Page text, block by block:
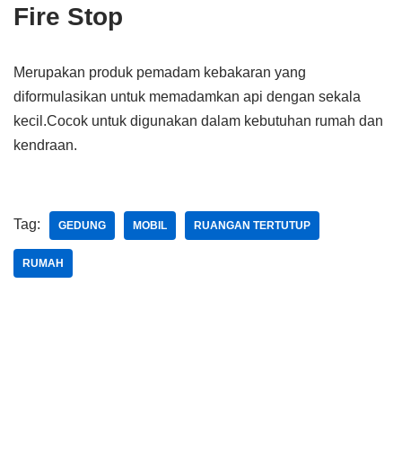
Fire Stop
Merupakan produk pemadam kebakaran yang
diformulasikan untuk memadamkan api dengan sekala
kecil.Cocok untuk digunakan dalam kebutuhan rumah dan
kendraan.
Tag: GEDUNG MOBIL RUANGAN TERTUTUP
RUMAH